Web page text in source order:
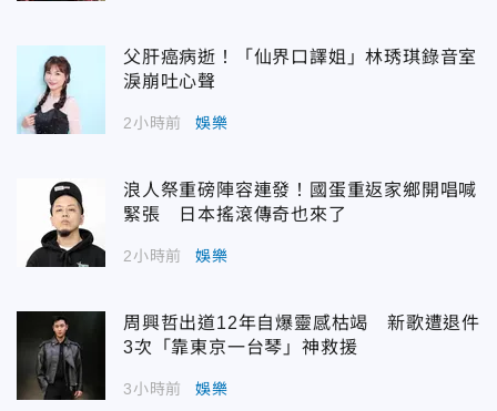
父肝癌病逝！「仙界口譯姐」林琇琪錄音室
淚崩吐心聲
2小時前 娛樂
浪人祭重磅陣容連發！國蛋重返家鄉開唱喊
緊張 日本搖滾傳奇也來了
2小時前 娛樂
周興哲出道12年自爆靈感枯竭 新歌遭退件
3次「靠東京一台琴」神救援
3小時前 娛樂